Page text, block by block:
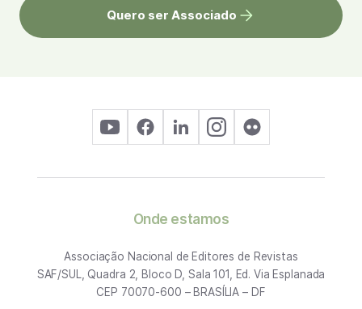
Quero ser Associado
Onde estamos
Associação Nacional de Editores de Revistas
SAF/SUL, Quadra 2, Bloco D, Sala 101, Ed. Via Esplanada
CEP 70070-600 – BRASÍLIA – DF